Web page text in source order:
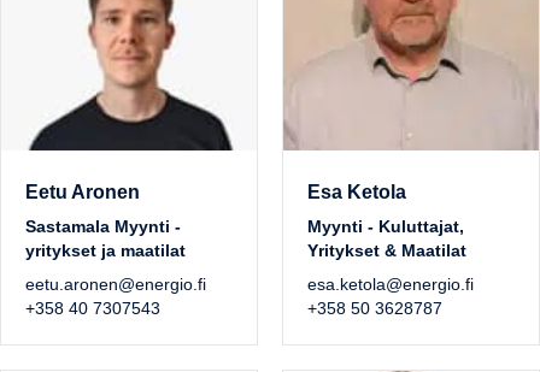
Eetu Aronen
Sastamala Myynti -
yritykset ja maatilat
eetu.aronen@energio.fi
+358 40 7307543
Esa Ketola
Myynti - Kuluttajat,
Yritykset & Maatilat
esa.ketola@energio.fi
+358 50 3628787